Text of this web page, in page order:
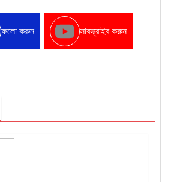
ফলো করুন সাবস্ক্রাইব করুন